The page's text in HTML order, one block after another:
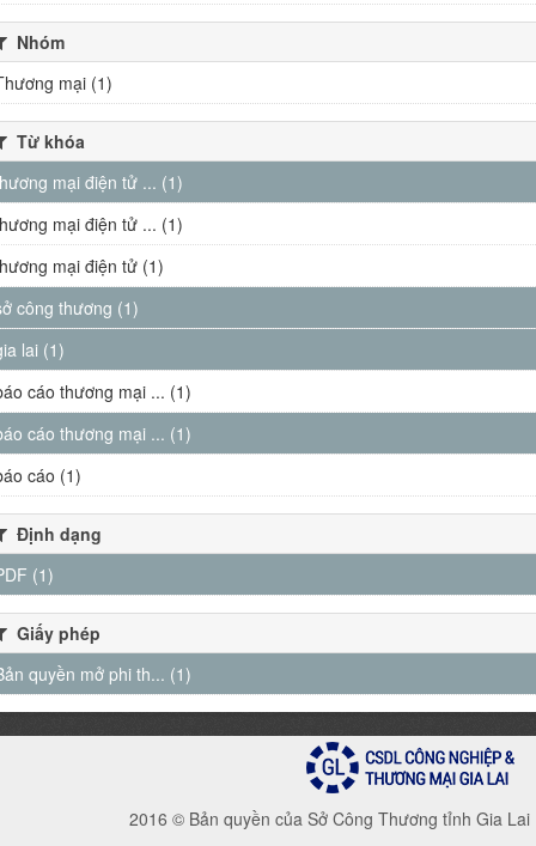
Nhóm
mại (1)
Từ khóa
mại điện tử ... (1)
mại điện tử ... (1)
mại điện tử (1)
công thương (1)
lai (1)
cáo thương mại ... (1)
cáo thương mại ... (1)
cáo (1)
Định dạng
(1)
Giấy phép
quyền mở phi th... (1)
2016 © Bản quyền của Sở Công Thương tỉnh Gia Lai